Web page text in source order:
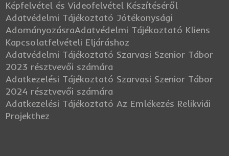
Képfelvétel és Videofelvétel Készítéséről
Adatvédelmi Tájékoztató Jótékonysági
AdományozásraAdatvédelmi Tájékoztató Kliens
Kapcsolatfelvételi Eljáráshoz
Adatvédelmi Tájékoztató Szarvasi Szenior Tábor
2023 résztvevői számára
Adatkezelési Tájékoztató Szarvasi Szenior Tábor
2024 résztvevői számára
Adatkezelési Tájékoztató Az Emlékezés Relikviái
Projekthez